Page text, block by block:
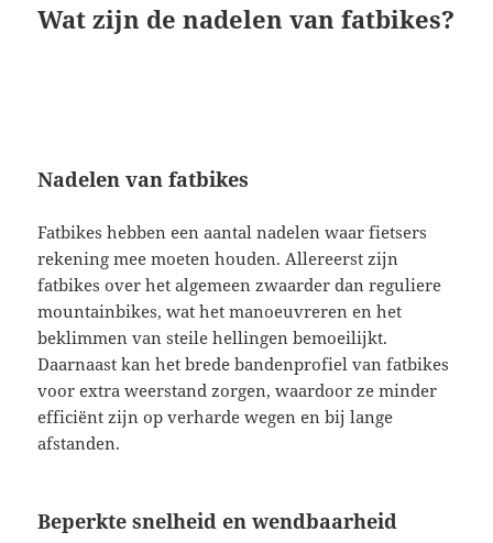
Wat zijn de nadelen van fatbikes?
Nadelen van fatbikes
Fatbikes hebben een aantal nadelen waar fietsers
rekening mee moeten houden. Allereerst zijn
fatbikes over het algemeen zwaarder dan reguliere
mountainbikes, wat het manoeuvreren en het
beklimmen van steile hellingen bemoeilijkt.
Daarnaast kan het brede bandenprofiel van fatbikes
voor extra weerstand zorgen, waardoor ze minder
efficiënt zijn op verharde wegen en bij lange
afstanden.
Beperkte snelheid en wendbaarheid